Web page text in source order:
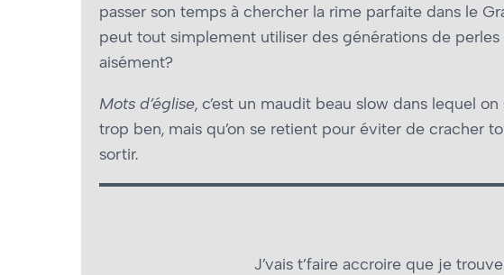
passer son temps à chercher la rime parfaite dans le
peut tout simplement utiliser des générations de
aisément?
Mots d’église, c’est un maudit beau slow dans lequel
trop ben, mais qu’on se retient pour éviter de cracher
sortir.
J’vais t’faire accroire que je